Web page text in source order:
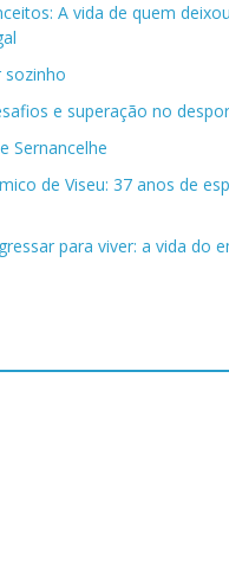
A vida de quem
sozinho
e superação no
Sernancelhe
de Viseu: 37 anos de
para viver: a vida do